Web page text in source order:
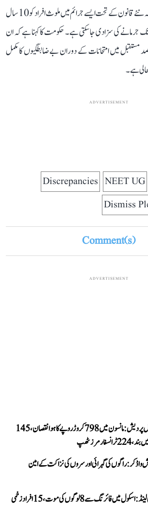
حلف نامے میں کہا گیا ہے کہ نئے قانون کے تحت ایسے جرائم میں ملوث افراد کو 10 سال
روپے تک جرمانے کی سزا دی جا سکتی ہے۔ حکومت کا کہنا ہے کہ ان
مستقبل میں امتحانات کے دوران بے ضابطگیوں کا مکمل
ہے۔
ADVERTISEMENT
NEET UG
Discrepancies
Dismiss
Comment(s)
ADVERTISEMENT
ہماچل پردیش: مانسون میں 798 کروڑ روپے کا ہوا نقصان، 145
ٹرانسفارمرز ٹھپ
راگوں کی گہرائی اور سروں کی نزاکت کے امین
اسکول میں فائرنگ سے 8 لوگوں کی موت، 15 افراد زخمی